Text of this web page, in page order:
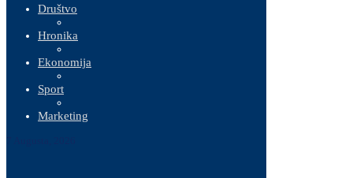
Društvo
Hronika
Ekonomija
Sport
Marketing